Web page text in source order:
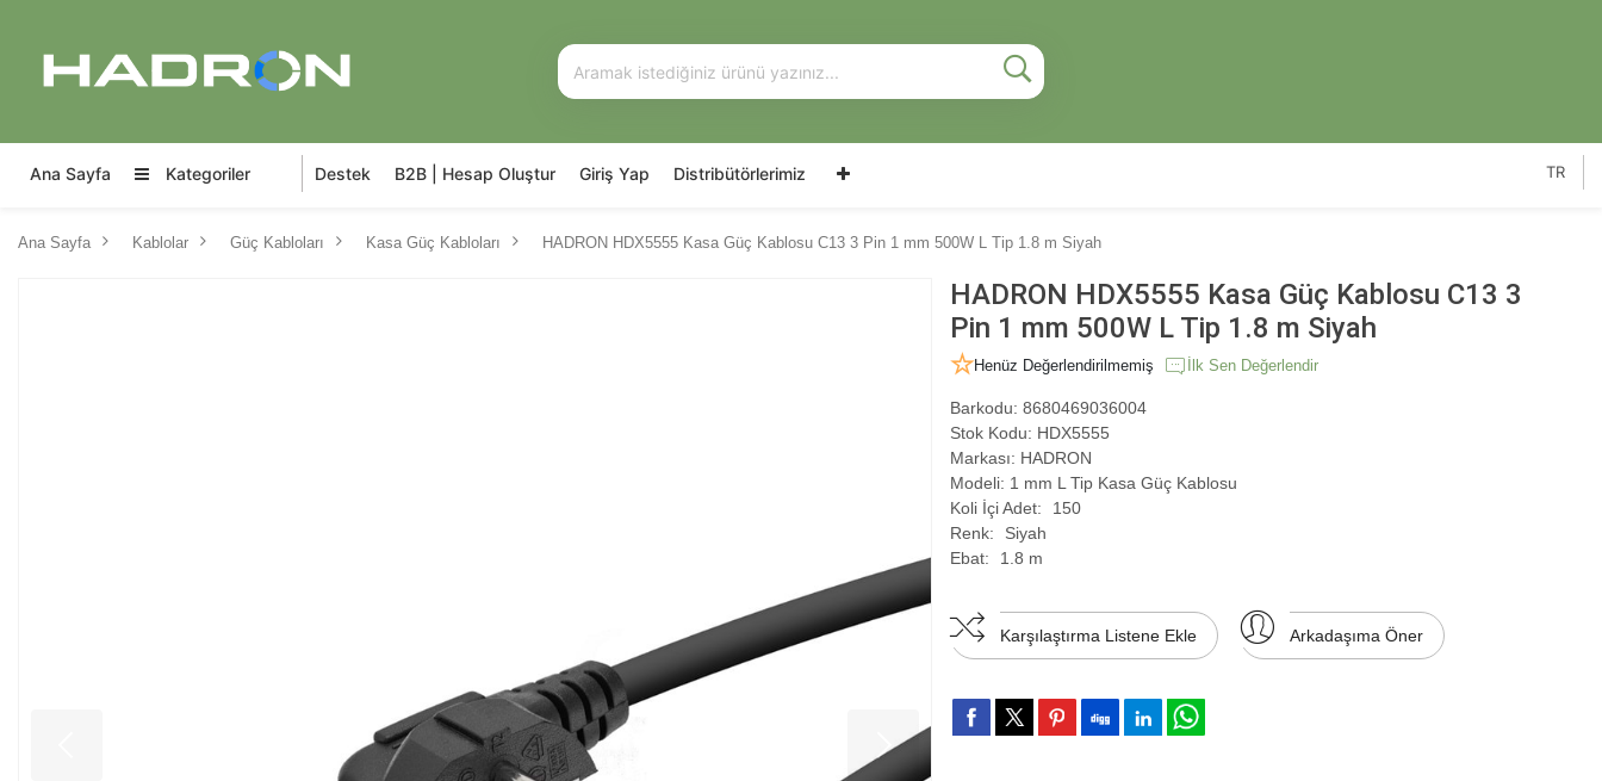
Ana Sayfa Kategoriler Destek B2B | Hesap Oluştur Giriş Yap Distribütörlerimiz TR
Ana Sayfa Kablolar Güç Kabloları Kasa Güç Kabloları HADRON HDX5555 Kasa Güç Kablosu C13 3 Pin 1 mm 500W L Tip 1.8 m Siyah
HADRON HDX5555 Kasa Güç Kablosu C13 3
Pin 1 mm 500W L Tip 1.8 m Siyah
Henüz Değerlendirilmemiş İlk Sen Değerlendir
Barkodu: 8680469036004
Stok Kodu: HDX5555
Markası: HADRON
Modeli: 1 mm L Tip Kasa Güç Kablosu
Koli İçi Adet:
150
Renk:
Siyah
Ebat:
1.8 m
Karşılaştırma Listene Ekle Arkadaşıma Öner